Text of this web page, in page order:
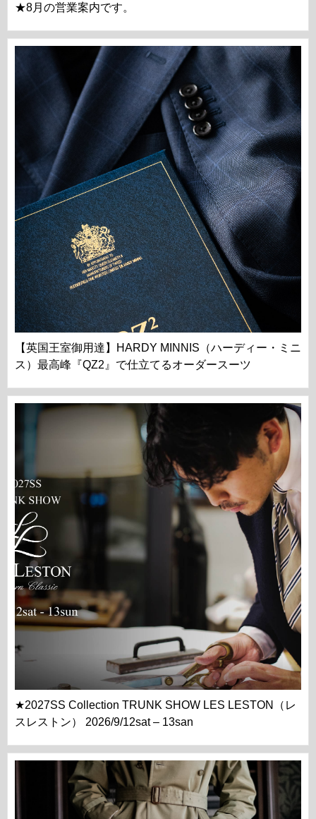
★8月の営業案内です。
【英国王室御用達】HARDY MINNIS（ハーディー・ミニ
ス）最高峰『QZ2』で仕立てるオーダースーツ
★2027SS Collection TRUNK SHOW LES LESTON（レ
スレストン） 2026/9/12sat – 13san